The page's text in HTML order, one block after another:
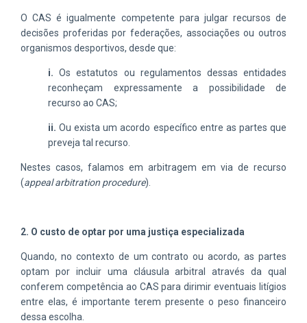
O CAS é igualmente competente para julgar recursos de
decisões proferidas por federações, associações ou outros
organismos desportivos, desde que:
i. Os estatutos ou regulamentos dessas entidades
reconheçam expressamente a possibilidade de
recurso ao CAS;
ii. Ou exista um acordo específico entre as partes que
preveja tal recurso.
Nestes casos, falamos em arbitragem em via de recurso
(appeal arbitration procedure).
2. O custo de optar por uma justiça especializada
Quando, no contexto de um contrato ou acordo, as partes
optam por incluir uma cláusula arbitral através da qual
conferem competência ao CAS para dirimir eventuais litígios
entre elas, é importante terem presente o peso financeiro
dessa escolha.